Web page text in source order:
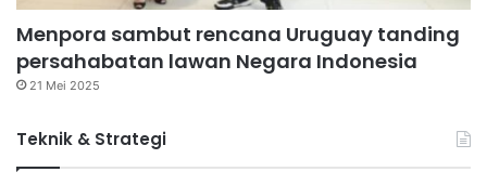
Menpora sambut rencana Uruguay tanding
persahabatan lawan Negara Indonesia
21 Mei 2025
Teknik & Strategi